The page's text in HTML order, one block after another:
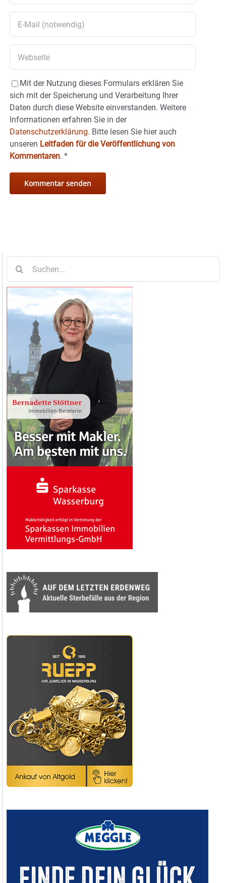
Mit der Nutzung dieses Formulars erklären Sie
sich mit der Speicherung und Verarbeitung Ihrer
Daten durch diese Website einverstanden. Weitere
Informationen erfahren Sie in der
Datenschutzerklärung. Bitte lesen Sie hier auch
unseren Leitfaden für die Veröffentlichung von
Kommentaren. *
nach: